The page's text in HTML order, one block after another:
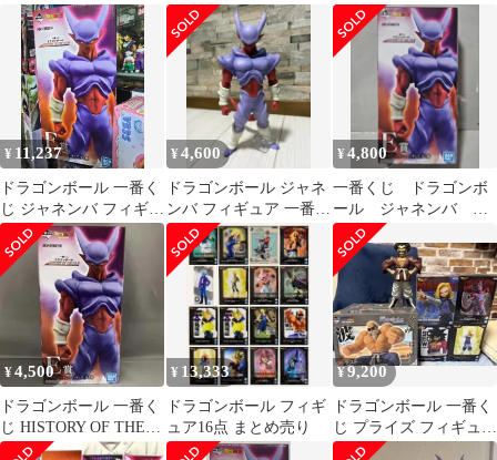
ギュア リペイント
賞 ジャネンバ E
賞 フィギュア セッ
ト
THE FILM E賞
¥ 11,237
ドラゴンボール 一番く
じ ジャネンバ フィギュ
ア 金猫 未開封 出品
¥4,600
ドラゴンボール ジャネ
ンバ フィギュア 一番く
じ オムニバス 劇場版
¥4,800
一番くじ ドラゴンボ
ール ジャネンバ フ
ィギュア
¥4,500
ドラゴンボール 一番く
じ HISTORY OF THE
FILM ジャネンバ
¥ 13,333
ドラゴンボール フィギ
ュア16点 まとめ売り
¥9,200
ドラゴンボール 一番く
じ プライズ フィギュア
まとめ売り